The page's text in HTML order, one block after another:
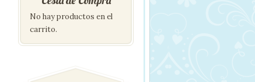
No hay productos en el
carrito.